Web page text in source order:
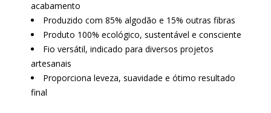
acabamento
Produzido com 85% algodão e 15% outras fibras
Produto 100% ecológico, sustentável e consciente
Fio versátil, indicado para diversos projetos
artesanais
Proporciona leveza, suavidade e ótimo resultado
final